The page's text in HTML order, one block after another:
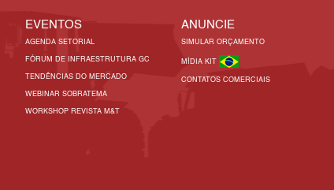
EVENTOS
AGENDA SETORIAL
FÓRUM DE INFRAESTRUTURA GC
TENDÊNCIAS DO MERCADO
WEBINAR SOBRATEMA
WORKSHOP REVISTA M&T
ANUNCIE
SIMULAR ORÇAMENTO
MÍDIA KIT
CONTATOS COMERCIAIS